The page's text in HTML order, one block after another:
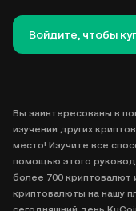
Войдите, чтобы
Вы заинтересованы в
изучении других
место! Изучите все
помощью этого
более 700 криптовалют
криптовалюты на нашу